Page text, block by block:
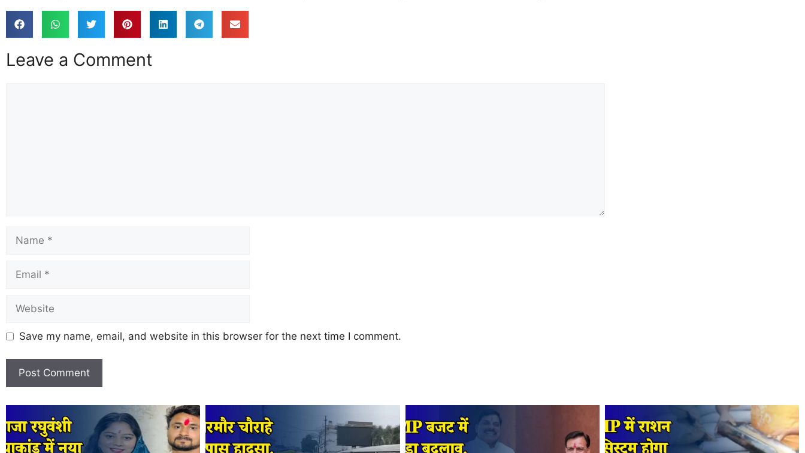
Leave a Comment
Save my name, email, and website in this browser for the next time I comment.